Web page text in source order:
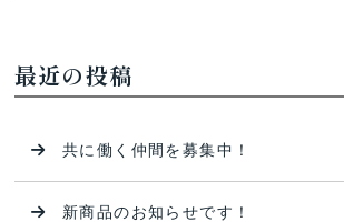
最近の投稿
共に働く仲間を募集中！
新商品のお知らせです！